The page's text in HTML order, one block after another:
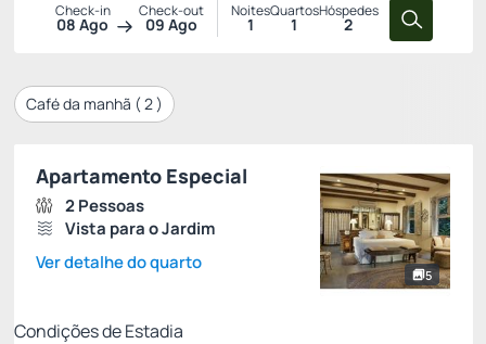
Check-in
08 Ago
Check-out
09 Ago
Noites
1
Quartos
1
Hóspedes
2
Café da manhã ( 2)
5
Apartamento Especial
2 Pessoas
Vista para o Jardim
Ver detalhe do quarto
Condições de Estadia